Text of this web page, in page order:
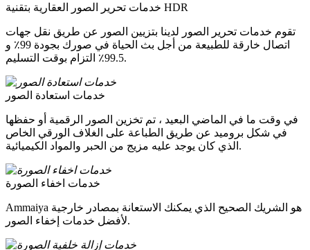
خدمات تحرير الصور العقارية بتقنية HDR
تقوم خدمات تحرير الصور لدينا بتزيين الصور عن طريق نقل جهات
اتصال خارقة للطبيعة من أجل بث الحياة في صورك بجودة 99٪ و
99.5٪ التزام بوقت التسليم.
خدمات استعادة الصور
في وقت ما في الماضي البعيد ، تم تخزين الصور الرقمية أو حفظها
في شكل بروميد عن طريق الطباعة على الغلاف الورقي الخاص
الذي كان يوجد عليه مزيج من الحبر والمواد الكيميائية.
خدمات اخفاء الصورة
Ammaiya هو الشريك الصحيح الذي يمكنك الاستعانة بمصادر خارجية
لأفضل خدمات إخفاء الصور.